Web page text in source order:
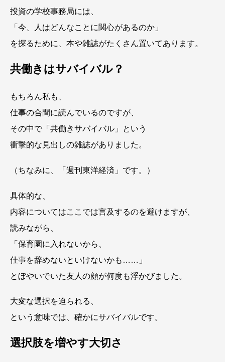
投資の学校事務局には、
「今、人はどんなことに関心があるのか」
を探るために、本や雑誌がたくさん置いてあります。
共働きはサバイバル？
もちろん私も、
仕事の合間に読んでいるのですが、
その中で「共働きサバイバル」という
衝撃的な見出しの雑誌がありました。
（ちなみに、「週刊東洋経済」です。）
具体的な、
内容についてはここでは言及するのを避けますが、
読みながら、
「保育園に入れないから、
仕事を辞めないといけないかも……」
とぼやいでいた友人の顔が何度も浮かびました。
大変な選択を迫られる、
という意味では、確かにサバイバルです。
選択肢を増やす大切さ